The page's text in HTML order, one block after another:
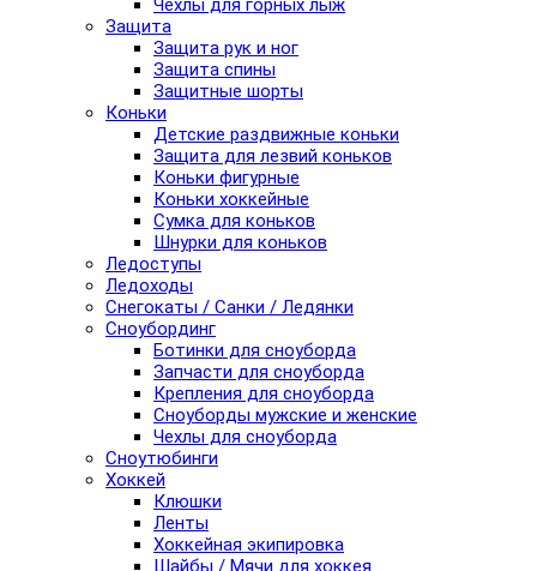
Чехлы для горных лыж
Защита
Защита рук и ног
Защита спины
Защитные шорты
Коньки
Детские раздвижные коньки
Защита для лезвий коньков
Коньки фигурные
Коньки хоккейные
Сумка для коньков
Шнурки для коньков
Ледоступы
Ледоходы
Снегокаты / Санки / Ледянки
Сноубординг
Ботинки для сноуборда
Запчасти для сноуборда
Крепления для сноуборда
Сноуборды мужские и женские
Чехлы для сноуборда
Сноутюбинги
Хоккей
Клюшки
Ленты
Хоккейная экипировка
Шайбы / Мячи для хоккея